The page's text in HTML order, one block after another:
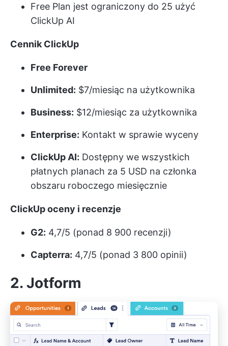
Free Plan jest ograniczony do 25 użyć
ClickUp AI
Cennik ClickUp
Free Forever
Unlimited: $7/miesiąc na użytkownika
Business: $12/miesiąc za użytkownika
Enterprise: Kontakt w sprawie wyceny
ClickUp AI: Dostępny we wszystkich
płatnych planach za 5 USD na członka
obszaru roboczego miesięcznie
ClickUp oceny i recenzje
G2: 4,7/5 (ponad 8 900 recenzji)
Capterra: 4,7/5 (ponad 3 800 opinii)
2. Jotform